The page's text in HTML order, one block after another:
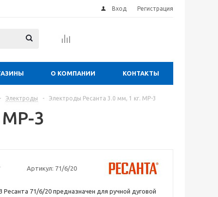
Вход Регистрация
О КОМПАНИИ КОНТАКТЫ
Электроды - Электроды Ресанта 3.0 мм, 1 кг. МР-3
МР-3
Артикул: 71/6/20
71/6/20 предназначен для ручной дуговой